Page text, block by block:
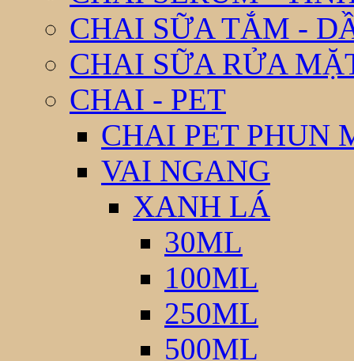
CHAI SỮA TẮM -
CHAI SỮA RỬA
CHAI - PET
CHAI PET PHUN
VAI NGANG
XANH LÁ
30ML
100ML
250ML
500ML